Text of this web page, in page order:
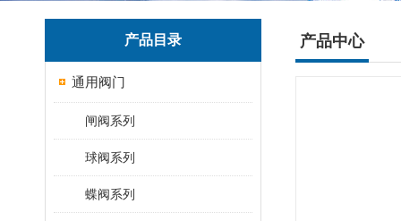
产品目录
通用阀门
闸阀系列
球阀系列
蝶阀系列
产品中心